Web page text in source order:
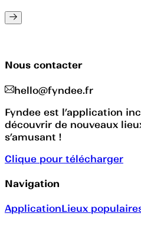
Nous contacter
hello@fyndee.fr
Fyndee est l’application
découvrir de nouveaux
s’amusant !
Clique pour télécharger
Navigation
ApplicationLieux